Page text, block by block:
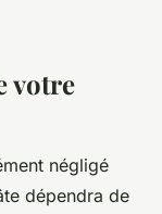
votre
négligé
dépendra de